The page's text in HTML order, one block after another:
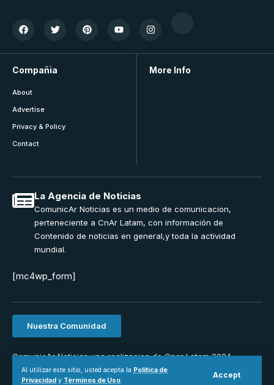
Al utilizar este sitio, usted acepta la Política de
Privacidad y Términos de Uso.
Accept
Compañia
About
Advertise
Privacy & Policy
Contact
More Info
La Agencia de Noticias
ComunicAr Noticias es un medio de comunicacion,
perteneciente a CnAr Latam, con información de
Contenido de noticias en general,y toda la actividad
mundial.
[mc4wp_form]
Nuestra Comunidad
ComunicAr Noticias una realizacion de Cnar Latam 2024.
Powered byMS Interactiva